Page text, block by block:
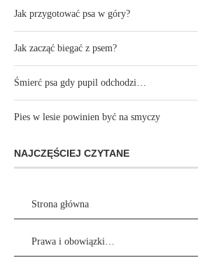
Jak przygotować psa w góry?
Jak zacząć biegać z psem?
Śmierć psa gdy pupil odchodzi…
Pies w lesie powinien być na smyczy
NAJCZĘŚCIEJ CZYTANE
Strona główna
Prawa i obowiązki…